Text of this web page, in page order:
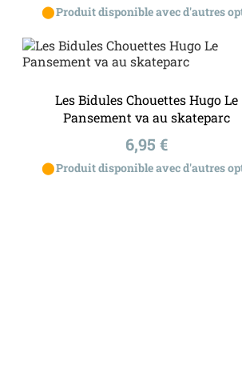
⬤Produit disponible avec d'autres
Les Bidules Chouettes Hugo Le
Pansement va au skateparc
Prix
6,95 €
⬤Produit disponible avec d'autres